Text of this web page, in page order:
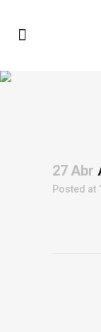
27 Abr
Posted at